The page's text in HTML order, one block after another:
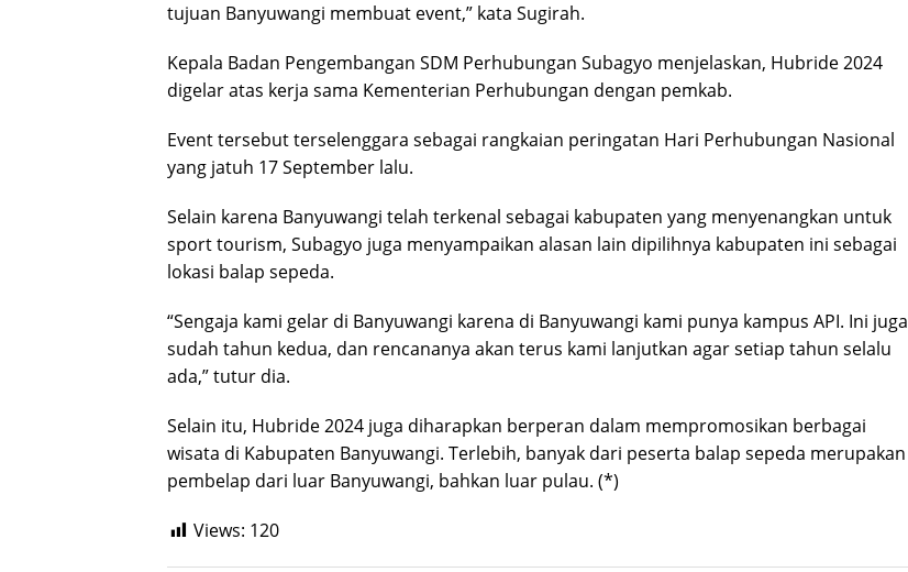
tujuan Banyuwangi membuat event,” kata Sugirah.
Kepala Badan Pengembangan SDM Perhubungan Subagyo menjelaskan, Hubride 2024
digelar atas kerja sama Kementerian Perhubungan dengan pemkab.
Event tersebut terselenggara sebagai rangkaian peringatan Hari Perhubungan Nasional
yang jatuh 17 September lalu.
Selain karena Banyuwangi telah terkenal sebagai kabupaten yang menyenangkan untuk
sport tourism, Subagyo juga menyampaikan alasan lain dipilihnya kabupaten ini sebagai
lokasi balap sepeda.
“Sengaja kami gelar di Banyuwangi karena di Banyuwangi kami punya kampus API. Ini juga
sudah tahun kedua, dan rencananya akan terus kami lanjutkan agar setiap tahun selalu
ada,” tutur dia.
Selain itu, Hubride 2024 juga diharapkan berperan dalam mempromosikan berbagai
wisata di Kabupaten Banyuwangi. Terlebih, banyak dari peserta balap sepeda merupakan
pembelap dari luar Banyuwangi, bahkan luar pulau. (*)
Views: 120